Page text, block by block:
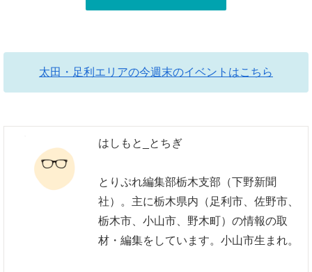
太田・足利エリアの今週末のイベントはこちら
はしもと_とちぎ
とりぷれ編集部栃木支部（下野新聞
社）。主に栃木県内（足利市、佐野市、
栃木市、小山市、野木町）の情報の取
材・編集をしています。小山市生まれ。